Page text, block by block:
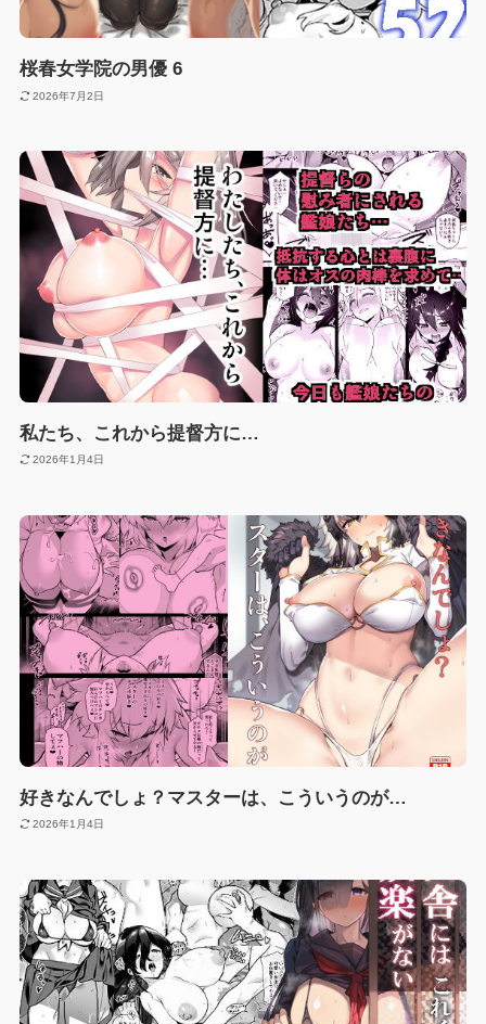
桜春女学院の男優 6
2026年7月2日
私たち、これから提督方に…
2026年1月4日
好きなんでしょ？マスターは、こういうのが…
2026年1月4日